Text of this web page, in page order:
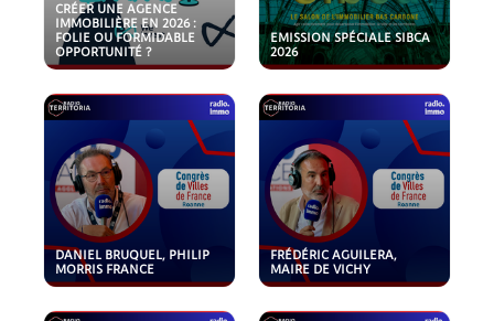
CRÉER UNE AGENCE
IMMOBILIÈRE EN 2026 :
FOLIE OU FORMIDABLE
OPPORTUNITÉ ?
EMISSION SPÉCIALE SIBCA
2026
DANIEL BRUQUEL, PHILIP
MORRIS FRANCE
FRÉDÉRIC AGUILERA,
MAIRE DE VICHY